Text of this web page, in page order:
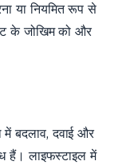
या नियमित रूप से
के जोखिम को और
में बदलाव, दवाई और
हैं। लाइफस्टाइल में